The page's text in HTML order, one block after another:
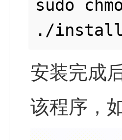
sudo
安装完成
该程序，